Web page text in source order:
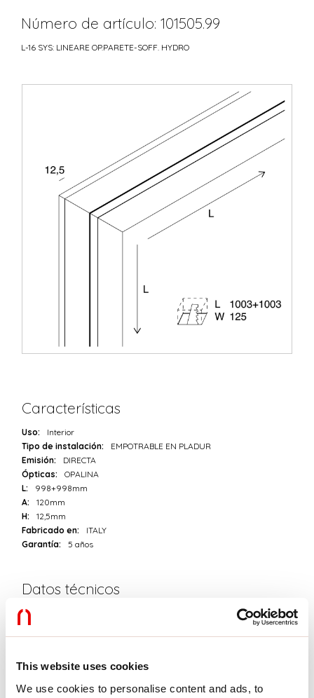
This website uses cookies
We use cookies to personalise content and ads, to
Número de artículo: 101505.99
L-16 SYS: LINEARE OP.PARETE-SOFF. HYDRO
Características
Uso:
Interior
Tipo de instalación:
EMPOTRABLE EN PLADUR
Emisión:
DIRECTA
Ópticas:
OPALINA
L:
998+998mm
A:
120mm
H:
12,5mm
Fabricado en:
ITALY
Garantía:
5 años
Datos técnicos
IP:
SELV:
Download